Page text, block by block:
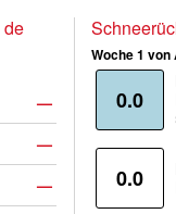
de
—
—
—
Woche 1
0.0
0.0